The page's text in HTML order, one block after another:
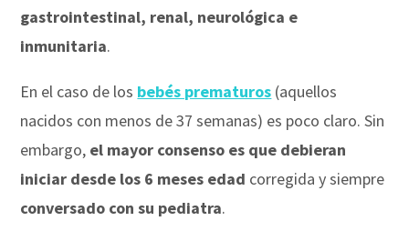
gastrointestinal, renal, neurológica e
inmunitaria.
En el caso de los bebés prematuros (aquellos
nacidos con menos de 37 semanas) es poco claro. Sin
embargo, el mayor consenso es que debieran
iniciar desde los 6 meses edad corregida y siempre
conversado con su pediatra.⠀